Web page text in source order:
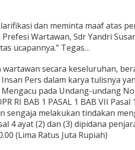
dan meminta maaf atas
Wartawan, Sdr Yandri
ucapannya.” Tegas…
secara keseluruhan,
Pers dalam karya tulisnya
pada Undang-undang
RI BAB 1 PASAL 1 BAB VII
sengaja melakukan tindakan
4 ayat (2) dan (3) dipidana
(Lima Ratus Juta Rupiah)